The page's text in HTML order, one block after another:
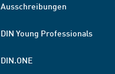
Ausschreibungen
DIN Young Professionals
DIN.ONE